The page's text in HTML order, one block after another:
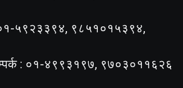
०१-५९२३३९४, ९८५१०१५३९४,
सम्पर्क : ०१-४९९३१९७, ९७०३०११६२६